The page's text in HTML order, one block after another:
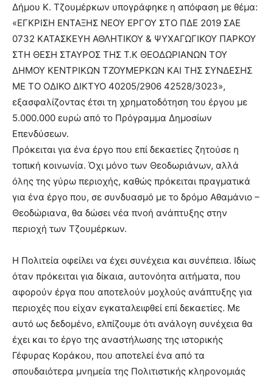
Δήμου Κ. Τζουμέρκων υπογράφηκε η απόφαση με θέμα:
«ΕΓΚΡΙΣΗ ΕΝΤΑΞΗΣ ΝΕΟΥ ΕΡΓΟΥ ΣΤΟ ΠΔΕ 2019 ΣΑΕ
0732 ΚΑΤΑΣΚΕΥΗ ΑΘΛΗΤΙΚΟΥ & ΨΥΧΑΓΩΓΙΚΟΥ ΠΑΡΚΟΥ
ΣΤΗ ΘΕΣΗ ΣΤΑΥΡΟΣ ΤΗΣ Τ.Κ ΘΕΟΔΩΡΙΑΝΩΝ ΤΟΥ
ΔΗΜΟΥ ΚΕΝΤΡΙΚΩΝ ΤΖΟΥΜΕΡΚΩΝ ΚΑΙ ΤΗΣ ΣΥΝΔΕΣΗΣ
ΜΕ ΤΟ ΟΔΙΚΟ ΔΙΚΤΥΟ 40205/2906 42528/3023»,
εξασφαλίζοντας έτσι τη χρηματοδότηση του έργου με
5.000.000 ευρώ από το Πρόγραμμα Δημοσίων
Επενδύσεων.
Πρόκειται για ένα έργο που επί δεκαετίες ζητούσε η
τοπική κοινωνία. Όχι μόνο των Θεοδωριάνων, αλλά
όλης της γύρω περιοχής, καθώς πρόκειται πραγματικά
για ένα έργο που, σε συνδυασμό με το δρόμο Αθαμάνιο –
Θεοδώριανα, θα δώσει νέα πνοή ανάπτυξης στην
περιοχή των Τζουμέρκων.
Η Πολιτεία οφείλει να έχει συνέχεια και συνέπεια. Ιδίως
όταν πρόκειται για δίκαια, αυτονόητα αιτήματα, που
αφορούν έργα που αποτελούν μοχλούς ανάπτυξης για
περιοχές που είχαν εγκαταλειφθεί επί δεκαετίες. Με
αυτό ως δεδομένο, ελπίζουμε ότι ανάλογη συνέχεια θα
έχει και το έργο της αναστήλωσης της ιστορικής
Γέφυρας Κοράκου, που αποτελεί ένα από τα
σπουδαιότερα μνημεία της Πολιτιστικής κληρονομιάς